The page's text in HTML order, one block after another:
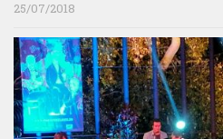
25/07/2018